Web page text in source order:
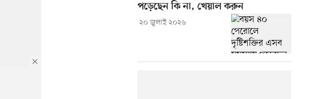
পড়েছেন কি না, খেয়াল করুন
২০ জুলাই ২০২৬